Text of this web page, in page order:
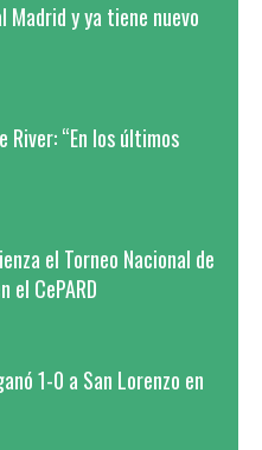
Madrid y ya tiene nuevo
River: “En los últimos
el Torneo Nacional de
el CePARD
1-0 a San Lorenzo en